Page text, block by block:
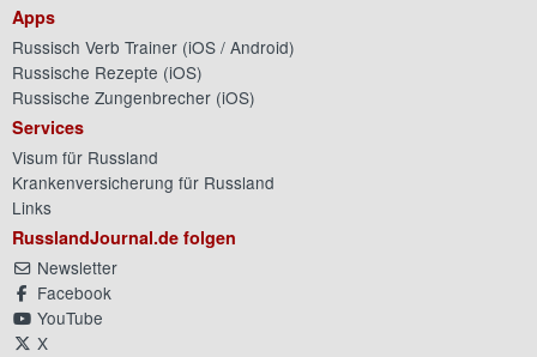
Apps
Russisch Verb Trainer (iOS / Android)
Russische Rezepte (iOS)
Russische Zungenbrecher (iOS)
Services
Visum für Russland
Krankenversicherung für Russland
Links
RusslandJournal.de folgen
Newsletter
Facebook
YouTube
X